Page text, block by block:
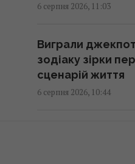
11:28 четвер, 06 серпня
Нікітюк
найкращого
перебував в
11:18 четвер, 06 серпня
6 серпня 2026, 11:03
Виграли
зодіаку зірки
сценарій життя
6 серпня 2026, 10:44